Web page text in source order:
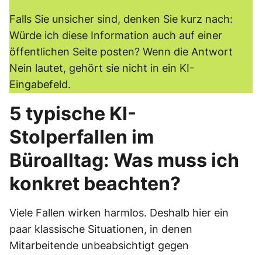
Falls Sie unsicher sind, denken Sie kurz nach:
Würde ich diese Information auch auf einer
öffentlichen Seite posten? Wenn die Antwort
Nein lautet, gehört sie nicht in ein KI-
Eingabefeld.
5 typische KI-
Stolperfallen im
Büroalltag: Was muss ich
konkret beachten?
Viele Fallen wirken harmlos. Deshalb hier ein
paar klassische Situationen, in denen
Mitarbeitende unbeabsichtigt gegen